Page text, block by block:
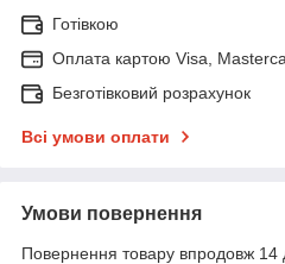
Готівкою
Оплата картою Visa,
Безготівковий розрахунок
Всі умови оплати
Умови повернення
Повернення товару впродовж 14